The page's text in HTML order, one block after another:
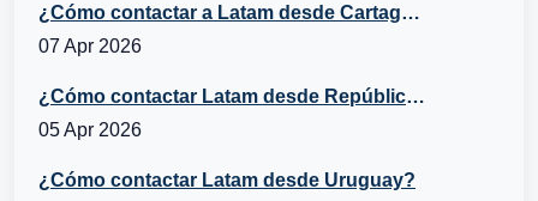
¿Cómo contactar a Latam desde Cartagena, República Dominicana?
07 Apr 2026
¿Cómo contactar Latam desde República Dominicana?
05 Apr 2026
¿Cómo contactar Latam desde Uruguay?